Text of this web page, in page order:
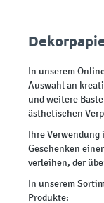
In unserem
Auswahl an
und weitere
ästhetischen
Ihre
Geschenken
verleihen, der
In unserem
Produkte: